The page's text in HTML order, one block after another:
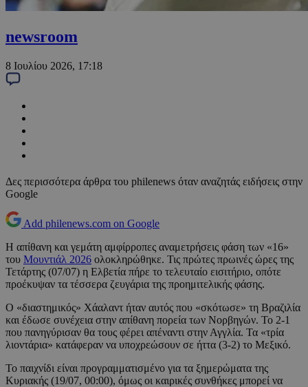
newsroom
8 Ιουλίου 2026, 17:18
Δες περισσότερα άρθρα του philenews όταν αναζητάς ειδήσεις στην
Google
Add philenews.com on Google
Η απίθανη και γεμάτη αμφίρροπες αναμετρήσεις φάση των «16»
του Μουντιάλ 2026 ολοκληρώθηκε. Τις πρώτες πρωινές ώρες της
Τετάρτης (07/07) η Ελβετία πήρε το τελευταίο εισιτήριο, οπότε
προέκυψαν τα τέσσερα ζευγάρια της προημιτελικής φάσης.
Ο «διαστημικός» Χάαλαντ ήταν αυτός που «σκότωσε» τη Βραζιλία
και έδωσε συνέχεια στην απίθανη πορεία των Νορβηγών. Το 2-1
που πανηγύρισαν θα τους φέρει απέναντι στην Αγγλία. Τα «τρία
λιοντάρια» κατάφεραν να υποχρεώσουν σε ήττα (3-2) το Μεξικό.
Το παιχνίδι είναι προγραμματισμένο για τα ξημερώματα της
Κυριακής (19/07, 00:00), όμως οι καιρικές συνθήκες μπορεί να